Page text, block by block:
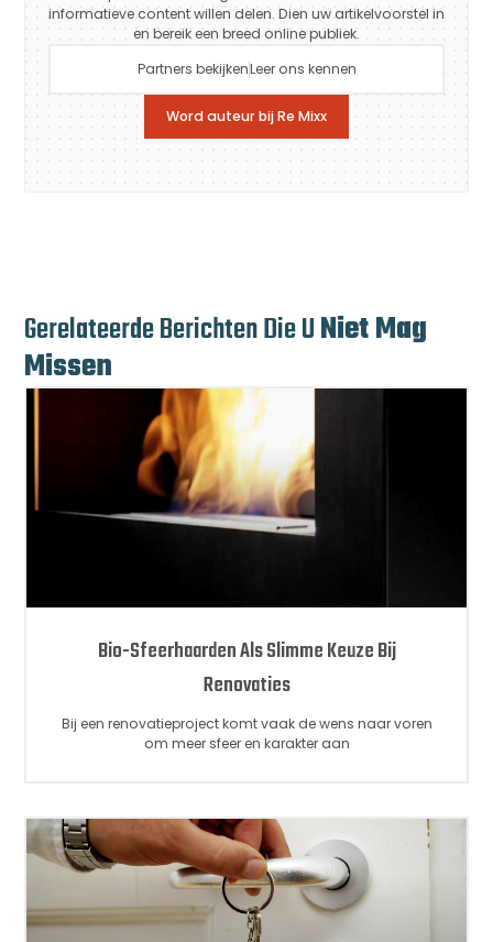
informatieve content willen delen. Dien uw artikelvoorstel in
en bereik een breed online publiek.
Partners bekijkenLeer ons kennen
Word auteur bij Re Mixx
Gerelateerde Berichten Die UNiet Mag
Missen
Bio-Sfeerhaarden Als Slimme Keuze Bij
Renovaties
Bij een renovatieproject komt vaak de wens naar voren
om meer sfeer en karakter aan